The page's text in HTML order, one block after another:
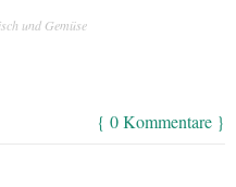
und Gemüse
{ 0 Kommentare }